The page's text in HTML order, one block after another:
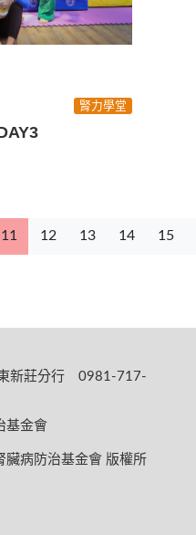
腎力學堂
11 12 13 14 15
東新莊分行 0981-717-
基金會
病防治基金會 版權所